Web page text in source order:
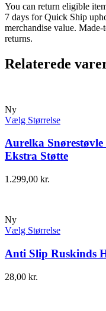
You can return eligible
7 days for Quick Ship
merchandise value.
returns.
Relaterede
Ny
Vælg Størrelse
Aurelka
Ekstra Støtte
1.299,00 kr.
Ny
Vælg Størrelse
Anti Slip Ruskinds
28,00 kr.